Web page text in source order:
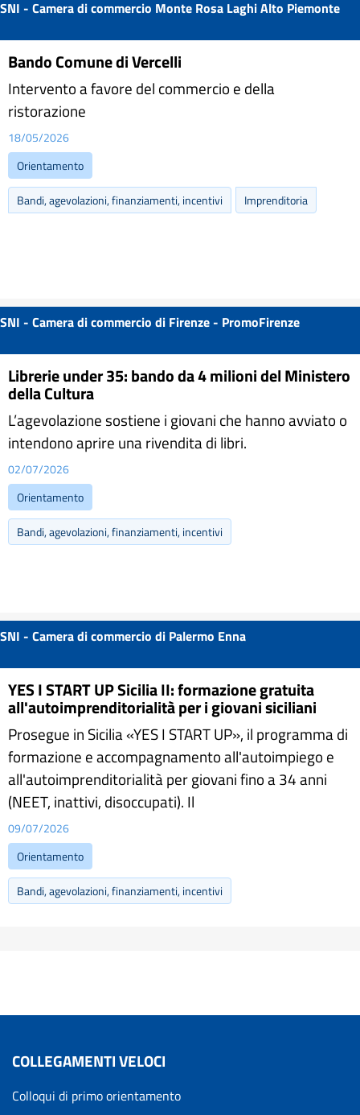
SNI - Camera di commercio Monte Rosa Laghi Alto Piemonte
Bando Comune di Vercelli
Intervento a favore del commercio e della
ristorazione
18/05/2026
Orientamento
Bandi, agevolazioni, finanziamenti, incentivi Imprenditoria
SNI - Camera di commercio di Firenze - PromoFirenze
Librerie under 35: bando da 4 milioni del Ministero
della Cultura
L’agevolazione sostiene i giovani che hanno avviato o
intendono aprire una rivendita di libri.
02/07/2026
Orientamento
Bandi, agevolazioni, finanziamenti, incentivi
SNI - Camera di commercio di Palermo Enna
YES I START UP Sicilia II: formazione gratuita
all'autoimprenditorialità per i giovani siciliani
Prosegue in Sicilia «YES I START UP», il programma di
formazione e accompagnamento all'autoimpiego e
all'autoimprenditorialità per giovani fino a 34 anni
(NEET, inattivi, disoccupati). Il
09/07/2026
Orientamento
Bandi, agevolazioni, finanziamenti, incentivi
COLLEGAMENTI VELOCI
Colloqui di primo orientamento